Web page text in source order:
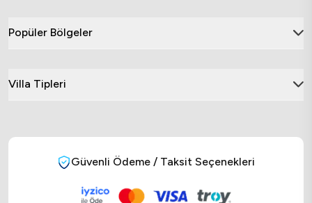
Popüler Bölgeler
Villa Tipleri
Güvenli Ödeme / Taksit Seçenekleri